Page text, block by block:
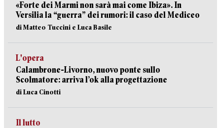
«Forte dei Marmi non sarà mai come Ibiza». In
Versilia la “guerra” dei rumori: il caso del Mediceo
di Matteo Tuccini e Luca Basile
L'opera
Calambrone-Livorno, nuovo ponte sullo
Scolmatore: arriva l’ok alla progettazione
di Luca Cinotti
Il lutto